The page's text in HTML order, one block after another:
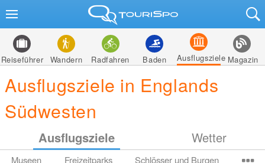
Reiseführer Wandern Radfahren Baden Ausflugsziele Magazin
Ausflugsziele in Englands
Südwesten
Ausflugsziele Wetter
Museen Freizeitparks Schlösser und Burgen